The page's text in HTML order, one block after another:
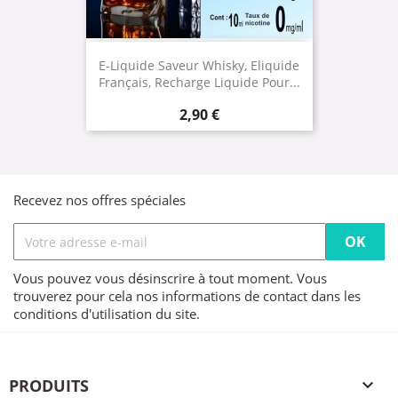
E-Liquide Saveur Whisky, Eliquide
Français, Recharge Liquide Pour...
Prix
2,90 €
Recevez nos offres spéciales
Vous pouvez vous désinscrire à tout moment. Vous
trouverez pour cela nos informations de contact dans les
conditions d'utilisation du site.
PRODUITS 